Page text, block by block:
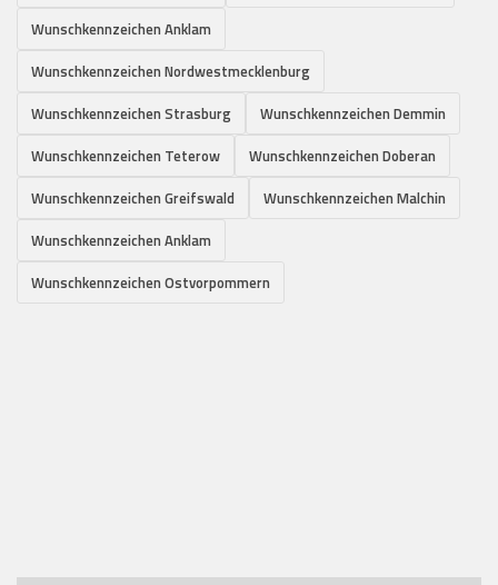
Wunschkennzeichen Anklam
Wunschkennzeichen Nordwestmecklenburg
Wunschkennzeichen Strasburg
Wunschkennzeichen Demmin
Wunschkennzeichen Teterow
Wunschkennzeichen Doberan
Wunschkennzeichen Greifswald
Wunschkennzeichen Malchin
Wunschkennzeichen Anklam
Wunschkennzeichen Ostvorpommern